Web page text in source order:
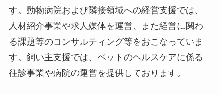
す。動物病院および隣接領域への経営支援では、
人材紹介事業や求人媒体を運営、また経営に関わ
る課題等のコンサルティング等をおこなっていま
す。飼い主支援では、ペットのヘルスケアに係る
往診事業や病院の運営を提供しております。